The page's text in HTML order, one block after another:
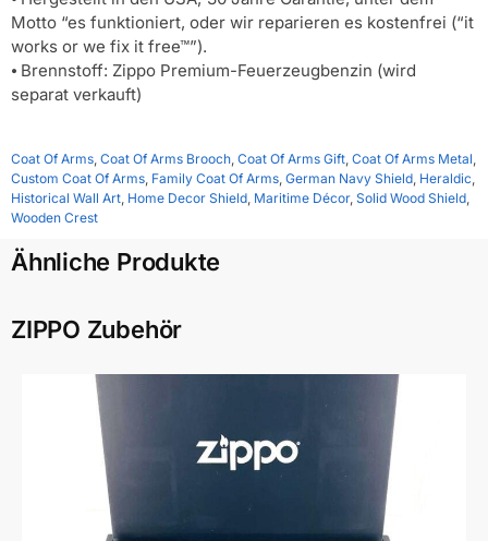
Motto “es funktioniert, oder wir reparieren es kostenfrei (“it
works or we fix it free™”).
⦁ Brennstoff: Zippo Premium-Feuerzeugbenzin (wird
separat verkauft)
Coat Of Arms, Coat Of Arms Brooch, Coat Of Arms Gift, Coat Of Arms Metal,
Custom Coat Of Arms, Family Coat Of Arms, German Navy Shield, Heraldic,
Historical Wall Art, Home Decor Shield, Maritime Décor, Solid Wood Shield,
Wooden Crest
Ähnliche Produkte
ZIPPO Zubehör